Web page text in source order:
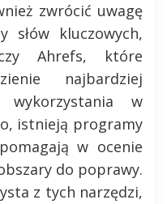
zwrócić uwagę
słów kluczowych,
Ahrefs, które
najbardziej
w
istnieją programy
w ocenie
do poprawy.
z tych narzędzi,